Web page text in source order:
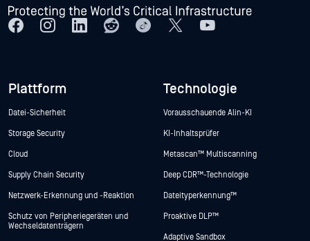
Plattform
Datei-Sicherheit
Storage Security
Cloud
Supply Chain Security
Netzwerk-Erkennung und -Reaktion
Schutz von Peripheriegeräten und
Wechseldatenträgern
Technologie
Vorausschauende Alin-KI
KI-Inhaltsprüfer
Metascan™ Multiscanning
Deep CDR™-Technologie
Dateityperkennung™
Proaktive DLP™
Adaptive Sandbox